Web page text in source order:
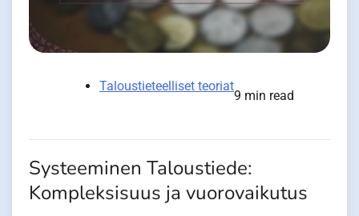
Taloustieteelliset teoriat
9 min read
Systeeminen Taloustiede:
Kompleksisuus ja vuorovaikutus